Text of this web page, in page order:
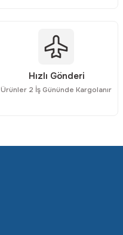
Hızlı Gönderi
Ürünler 2 İş Gününde Kargolanır